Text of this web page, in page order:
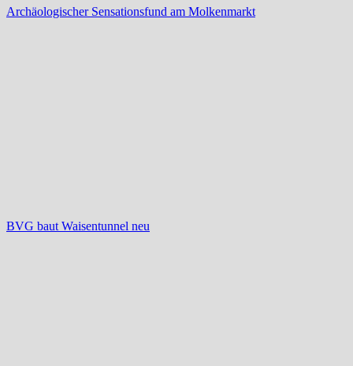
Archäologischer Sensationsfund am Molkenmarkt
BVG baut Waisentunnel neu